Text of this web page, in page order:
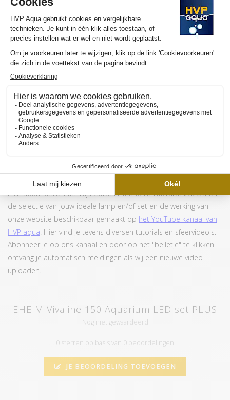
MEER INFORMATIE HVP AQUA RETROLINE
Wil je graag meer weten over de werking en de aanschaf van de
HVP aqua RetroLine? Wij hebben meerdere YouTube video's om
de selectie van jouw ideale lamp en/of set en de werking van
onze website beschikbaar gemaakt op het YouTube kanaal van
HVP aqua. Hier vind je tevens diversen tutorials en sfeervideo's.
Abonneer je op ons kanaal en door op het "belletje" te klikken
ontvang je automatisch meldingen als wij een nieuwe video
uploaden.
EHEIM Vivaline 150 Aquarium LED set PLUS
Nog niet gewaardeerd
0 sterren op basis van 0 beoordelingen
JE BEOORDELING TOEVOEGEN